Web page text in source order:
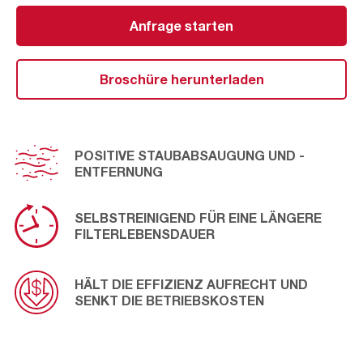
Sekundärluftkreislauf aus dem ASC-Filtrationssystem
abgesaugt, wodurch ein erneutes Wiedereintreten
verhindert und die Lebensdauer des Filters verlängert
wird. Dies führt zu einem niedrigen und stabilen
Differenzdruck und einer hohen Gasturbineneffizienz.
Zellulose-, Misch-, Synthetik- und (H)EPA-Optionen
erhältlich.
Anfrage starten
Broschüre herunterladen
POSITIVE STAUBABSAUGUNG UND -
ENTFERNUNG
SELBSTREINIGEND FÜR EINE LÄNGERE
FILTERLEBENSDAUER
HÄLT DIE EFFIZIENZ AUFRECHT UND
SENKT DIE BETRIEBSKOSTEN